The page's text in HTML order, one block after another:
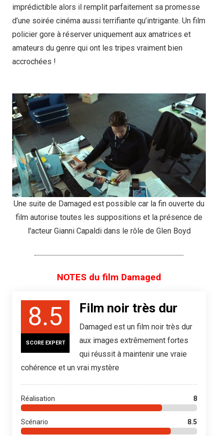
imprédictible alors il remplit parfaitement sa promesse
d’une soirée cinéma aussi terrifiante qu’intrigante. Un film
policier gore à réserver uniquement aux amatrices et
amateurs du genre qui ont les tripes vraiment bien
accrochées !
Une suite de Damaged est possible car la fin ouverte du
film autorise toutes les suppositions et la présence de
l'acteur Gianni Capaldi dans le rôle de Glen Boyd
NOTES du film Damaged
8.5
SCORE EXPERT
Film noir très dur
Damaged est un film noir très dur
aux images extrêmement fortes
qui réussit à maintenir une vraie
cohérence et un vrai mystère
Réalisation 8
Scénario 8.5